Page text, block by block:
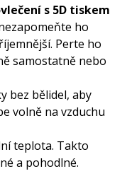
s 5D tiskem
ho
Perte ho
samostatně nebo
bez bělidel, aby
volně na vzduchu
teplota. Takto
a pohodlné.